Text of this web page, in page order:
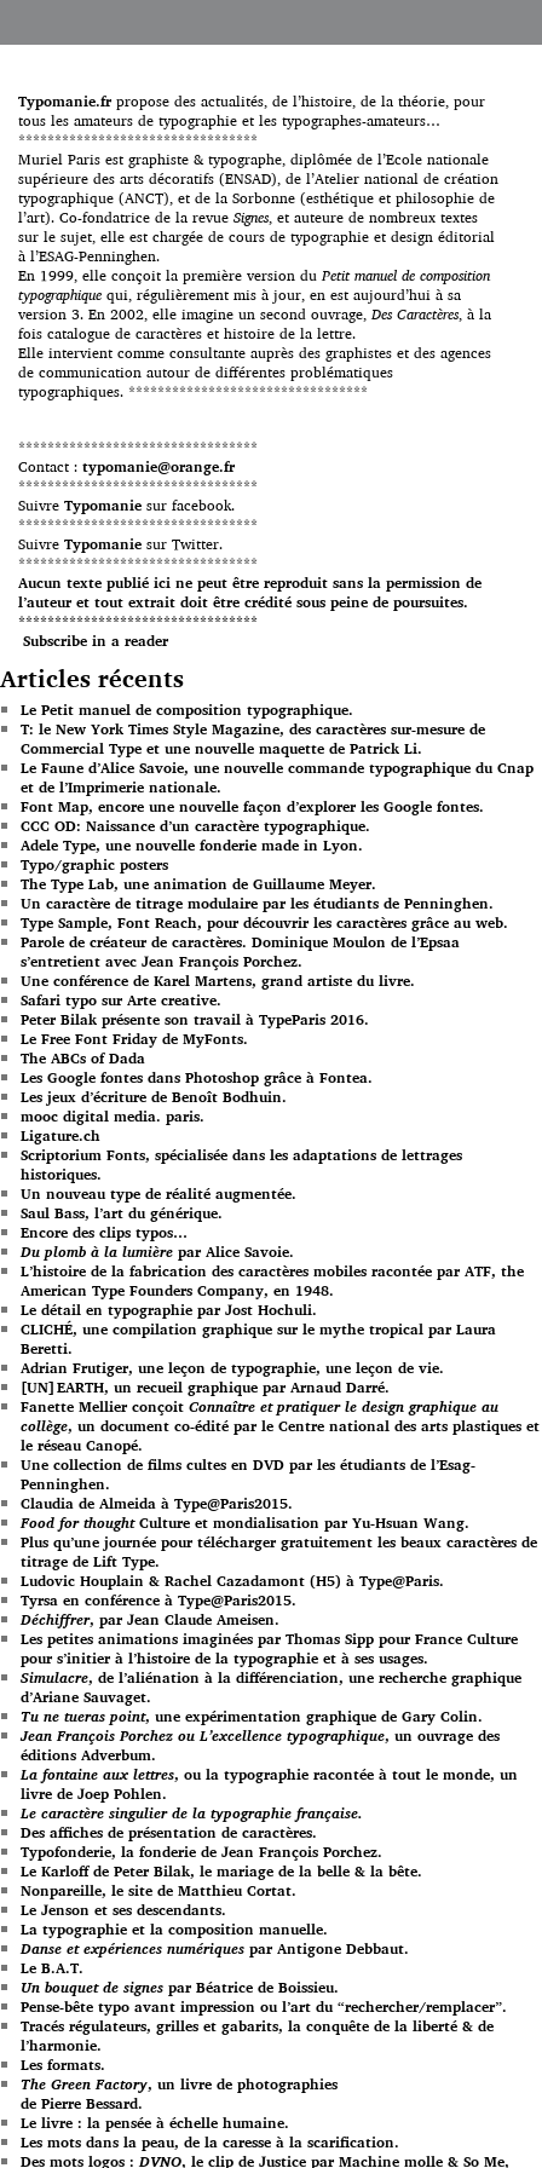
accessible […]
Typomanie.fr propose des actualités, de l’histoire, de la théorie, pour
tous les amateurs de typographie et les typographes-amateurs…
*********************************
Muriel Paris est graphiste & typographe, diplômée de l’Ecole nationale
supérieure des arts décoratifs (ENSAD), de l’Atelier national de création
typographique (ANCT), et de la Sorbonne (esthétique et philosophie de
l’art). Co-fondatrice de la revue Signes, et auteure de nombreux textes
sur le sujet, elle est chargée de cours de typographie et design éditorial
à l’ESAG-Penninghen.
En 1999, elle conçoit la première version duPetit manuel de composition
typographique qui, régulièrement mis à jour, en est aujourd’hui à sa
version 3. En 2002, elle imagine un second ouvrage, Des Caractères, à la
fois catalogue de caractères et histoire de la lettre.
Elle intervient comme consultante auprès des graphistes et des agences
de communication autour de différentes problématiques
typographiques. *********************************
*********************************
Contact : typomanie@orange.fr
*********************************
Suivre Typomanie sur facebook.
*********************************
Suivre Typomanie sur Twitter.
*********************************
Aucun texte publié ici ne peut être reproduit sans la permission de
l’auteur et tout extrait doit être crédité sous peine de poursuites.
*********************************
Subscribe in a reader
Articles récents
Le Petit manuel de composition typographique.
T: le New York Times Style Magazine, des caractères sur-mesure de
Commercial Type et une nouvelle maquette de Patrick Li.
Le Faune d’Alice Savoie, une nouvelle commande typographique du Cnap
et de l’Imprimerie nationale.
Font Map, encore une nouvelle façon d’explorer les Google fontes.
CCC OD: Naissance d’un caractère typographique.
Adele Type, une nouvelle fonderie made in Lyon.
Typo/graphic posters
The Type Lab, une animation de Guillaume Meyer.
Un caractère de titrage modulaire par les étudiants de Penninghen.
Type Sample, Font Reach, pour découvrir les caractères grâce au web.
Parole de créateur de caractères. Dominique Moulon de l’Epsaa
s’entretient avec Jean François Porchez.
Une conférence de Karel Martens, grand artiste du livre.
Safari typo sur Arte creative.
Peter Bilak présente son travail à TypeParis 2016.
Le Free Font Friday de MyFonts.
The ABCs of Dada
Les Google fontes dans Photoshop grâce à Fontea.
Les jeux d’écriture de Benoît Bodhuin.
mooc digital media. paris.
Ligature.ch
Scriptorium Fonts, spécialisée dans les adaptations de lettrages
historiques.
Un nouveau type de réalité augmentée.
Saul Bass, l’art du générique.
Encore des clips typos…
Du plomb à la lumière par Alice Savoie.
L’histoire de la fabrication des caractères mobiles racontée par ATF, the
American Type Founders Company, en 1948.
Le détail en typographie par Jost Hochuli.
CLICHÉ, une compilation graphique sur le mythe tropical par Laura
Beretti.
Adrian Frutiger, une leçon de typographie, une leçon de vie.
[UN]EARTH, un recueil graphique par Arnaud Darré.
Fanette Mellier conçoit Connaître et pratiquer le design graphique au
collège, un document co-édité par le Centre national des arts plastiques et
le réseau Canopé.
Une collection de films cultes en DVD par les étudiants de l’Esag-
Penninghen.
Claudia de Almeida à Type@Paris2015.
Food for thoughtCulture et mondialisation par Yu-Hsuan Wang.
Plus qu’une journée pour télécharger gratuitement les beaux caractères de
titrage de Lift Type.
Ludovic Houplain & Rachel Cazadamont (H5) à Type@Paris.
Tyrsa en conférence à Type@Paris2015.
Déchiffrer, par Jean Claude Ameisen.
Les petites animations imaginées par Thomas Sipp pour France Culture
pour s’initier à l’histoire de la typographie et à ses usages.
Simulacre, de l’aliénation à la différenciation, une recherche graphique
d’Ariane Sauvaget.
Tu ne tueras point, une expérimentation graphique de Gary Colin.
Jean François Porchez ou L’excellence typographique, un ouvrage des
éditions Adverbum.
La fontaine aux lettres, ou la typographie racontée à tout le monde, un
livre de Joep Pohlen.
Le caractère singulier de la typographie française.
Des affiches de présentation de caractères.
Typofonderie, la fonderie de Jean François Porchez.
Le Karloff de Peter Bilak, le mariage de la belle & la bête.
Nonpareille, le site de Matthieu Cortat.
Le Jenson et ses descendants.
La typographie et la composition manuelle.
Danse et expériences numériques par Antigone Debbaut.
Le B.A.T.
Un bouquet de signes par Béatrice de Boissieu.
Pense-bête typo avant impression ou l’art du “rechercher/remplacer”.
Tracés régulateurs, grilles et gabarits, la conquête de la liberté & de
l’harmonie.
Les formats.
The Green Factory, un livre de photographies
de Pierre Bessard.
Le livre : la pensée à échelle humaine.
Les mots dans la peau, de la caresse à la scarification.
Des mots logos :DVNO, le clip de Justice par Machine molle & So Me,